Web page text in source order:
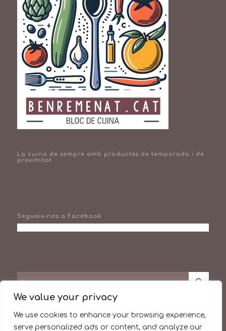
We value your privacy
We use cookies to enhance your browsing experience,
serve personalized ads or content, and analyze our
La cuina de sempre amb productes de temporada i de
proximitat
Segueix-nos a Facebook
Facebook
Instagram